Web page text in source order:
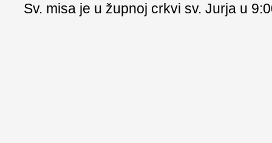
Sv. misa je u župnoj crkvi sv. Jurja u